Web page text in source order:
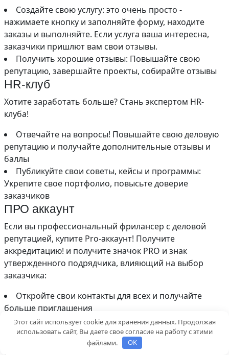
Создайте свою услугу: это очень просто -
нажимаете кнопку и заполняйте форму, находите
заказы и выполняйте. Если услуга ваша интересна,
заказчики пришлют вам свои отзывы.
Получить хорошие отзывы: Повышайте свою
репутацию, завершайте проекты, собирайте отзывы
HR-клуб
Хотите заработать больше? Стань экспертом HR-
клуба!
Отвечайте на вопросы! Повышайте свою деловую
репутацию и получайте дополнительные отзывы и
баллы
Публикуйте свои советы, кейсы и программы:
Укрепите свое портфолио, повысьте доверие
заказчиков
ПРО аккаунт
Если вы профессиональный фрилансер с деловой
репутацией, купите Pro-аккаунт! Получите
аккредитацию! и получите значок PRO и знак
утвержденного подрядчика, влияющий на выбор
заказчика:
Откройте свои контакты для всех и получайте
больше приглашения
Чтобы быть особенным, выделите
неограниченное количество приглашений, услуг,
Этот сайт использует cookie для хранения данных. Продолжая
использовать сайт, Вы даете свое согласие на работу с этими
файлами.
OK